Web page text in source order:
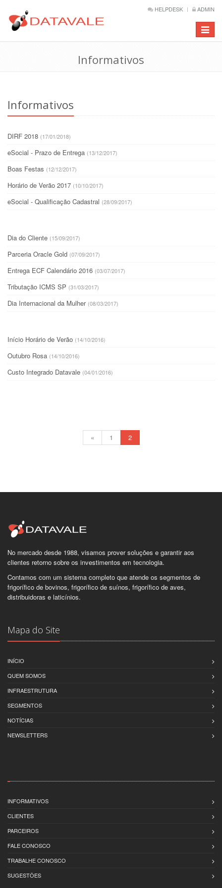
HELPDESK ADMIN
Barra
de
Informativos
Informativos
DIRF 2018 (17/01/2018)
eSocial - Prazo de Entrega (13/12/2017)
Boas Festas (12/12/2017)
Horário de Verão 2017 (10/10/2017)
eSocial - Qualificação Cadastral (28/09/2017)
Dia do Cliente (15/09/2017)
Parceria Oracle Gold (07/09/2017)
Entrega ECF Calendário 2016 (03/07/2017)
Tributação ICMS SP (31/03/2017)
Dia Internacional da Mulher (08/03/2017)
Início Horário de Verão (14/10/2016)
Outubro Rosa (14/10/2016)
Custo Integrado Datavale (04/01/2016)
« 1 2
No mercado desde 1988, visamos prover soluções e garantir aos
clientes retorno sobre os investimentos em tecnologia.
Contamos com um sistema completo que atende os segmentos de
frigorífico de bovinos, frigorífico de suínos, frigorífico de aves,
distribuidoras e laticínios.
Mapa do Site
INÍCIO
QUEM SOMOS
INFRAESTRUTURA
SEGMENTOS
NOTÍCIAS
NEWSLETTERS
INFORMATIVOS
CLIENTES
PARCEIROS
FALE CONOSCO
TRABALHE CONOSCO
SUGESTÕES